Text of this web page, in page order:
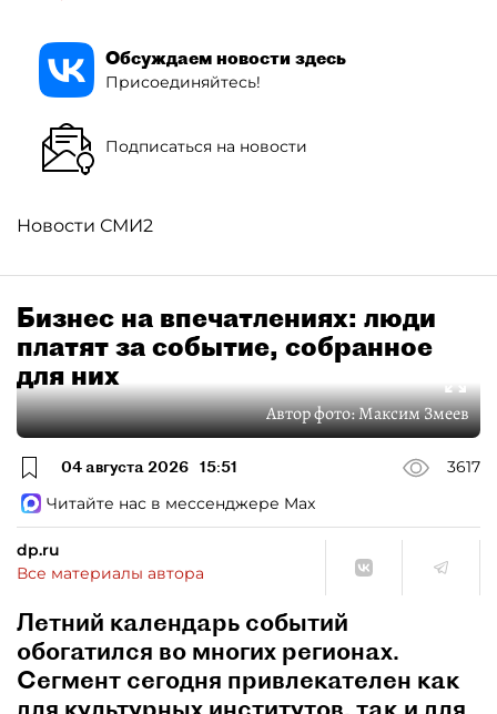
Обсуждаем новости здесь
Присоединяйтесь!
Подписаться на новости
Новости СМИ2
Бизнес на впечатлениях: люди
платят за событие, собранное
для них
Автор фото:Максим Змеев
04 августа 2026 15:51
3617
Читайте нас в мессенджере Max
dp.ru
Все материалы автора
Летний календарь событий
обогатился во многих регионах.
Сегмент сегодня привлекателен как